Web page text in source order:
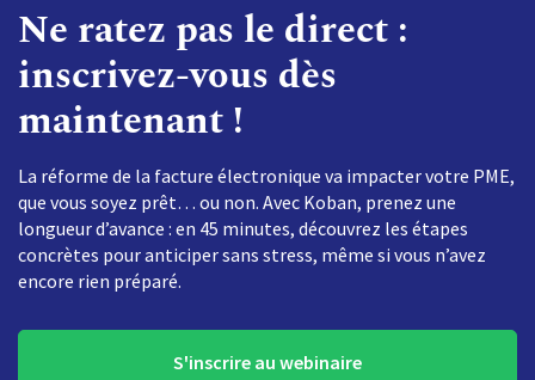
Ne ratez pas le direct :
inscrivez-vous dès
maintenant !
La réforme de la facture électronique va impacter votre PME,
que vous soyez prêt… ou non. Avec Koban, prenez une
longueur d’avance : en 45 minutes, découvrez les étapes
concrètes pour anticiper sans stress, même si vous n’avez
encore rien préparé.
S'inscrire au webinaire